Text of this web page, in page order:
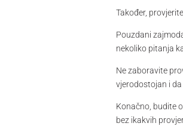
Također,
Pouzdani
nekoliko pitanja
Ne zaboravite
vjerodostojan i da
Konačno, budite
bez ikakvih